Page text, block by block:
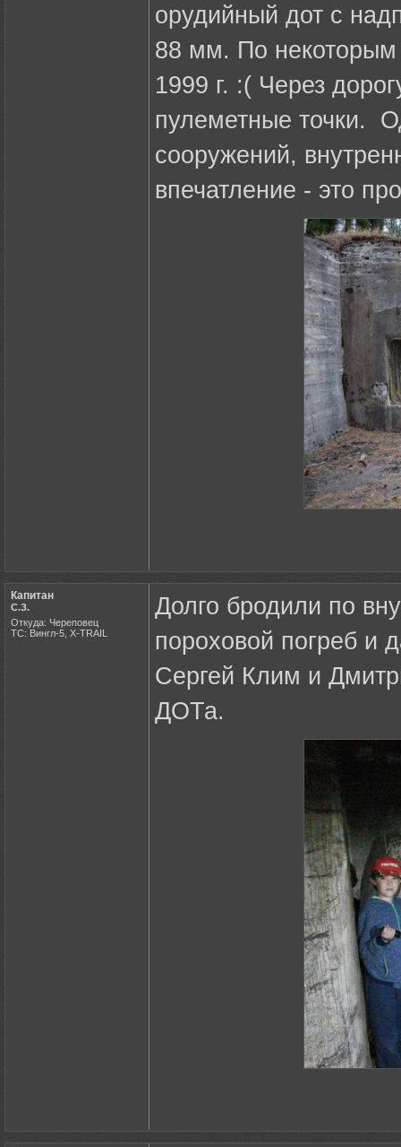
орудийный дот с
88 мм. По некоторым
1999 г. :( Через
пулеметные точки.
сооружений,
впечатление - это
Капитан
С.З.
Откуда: Череповец
ТС: Вингл-5, X-TRAIL
Долго бродили по
пороховой погреб и
Сергей Клим и
ДОТа.